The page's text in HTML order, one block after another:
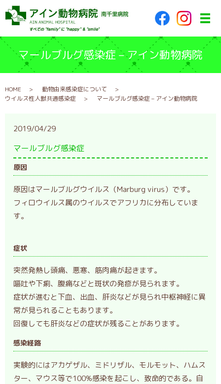
メ
マールブルグ感染症 – アイン動物病院
HOME
動物由来感染症について
ウイルス性人獣共通感染症
マールブルグ感染症 – アイン動物病院
2019/04/29
マールブルグ感染症
原因
原因はマールブルグウイルス（Marburg virus）です。
フィロウイルス属のウイルスでアフリカに分布していま
す。
症状
突然発熱し頭痛、悪寒、筋肉痛が起きます。
嘔吐や下痢、腹痛などと斑状の発疹が見られます。
症状が進むと下血、出血、肝炎などが見られ中枢神経に異
常が見られることもあります。
回復しても肝炎などの症状が残ることがあります。
感染経路
実験的にはアカゲザル、ミドリザル、モルモット、ハムス
ター、マウス等で100%感染を起こし、致命的である。自